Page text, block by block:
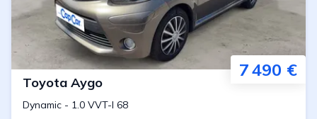
7 490 €
Toyota Aygo
Dynamic - 1.0 VVT-I 68